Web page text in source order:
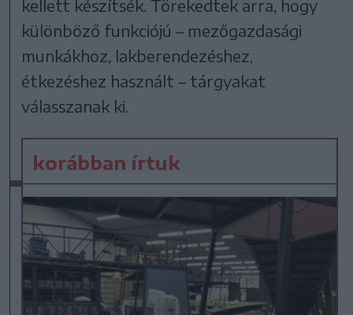
kellett készítsék. Törekedtek arra, hogy
különböző funkciójú – mezőgazdasági
munkákhoz, lakberendezéshez,
étkezéshez használt – tárgyakat
válasszanak ki.
korábban írtuk